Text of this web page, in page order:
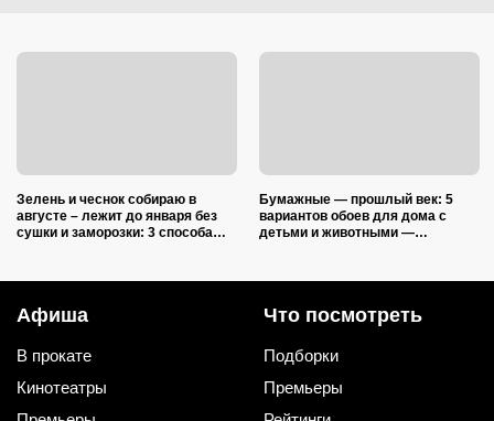
Зелень и чеснок собираю в
августе – лежит до января без
сушки и заморозки: 3 способа
Бумажные — прошлый век: 5
вариантов обоев для дома с
детьми и животными —
Афиша
В прокате
Кинотеатры
Что посмотреть
Подборки
Премьеры